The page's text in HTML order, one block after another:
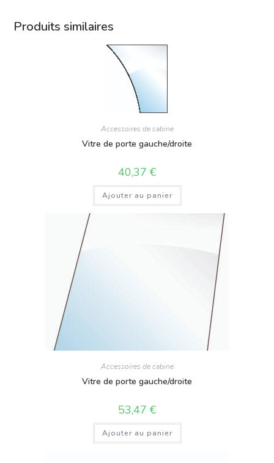
Produits similaires
Accessoires de cabine
Vitre de porte gauche/droite
40,37 €
Ajouter au panier
Accessoires de cabine
Vitre de porte gauche/droite
53,47 €
Ajouter au panier